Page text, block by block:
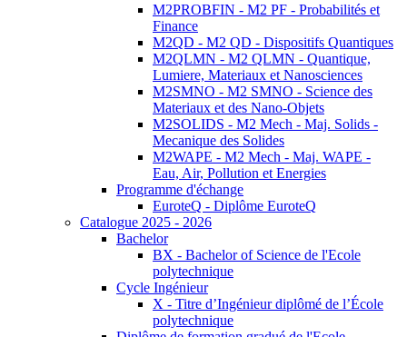
M2PROBFIN - M2 PF - Probabilités et
Finance
M2QD - M2 QD - Dispositifs Quantiques
M2QLMN - M2 QLMN - Quantique,
Lumiere, Materiaux et Nanosciences
M2SMNO - M2 SMNO - Science des
Materiaux et des Nano-Objets
M2SOLIDS - M2 Mech - Maj. Solids -
Mecanique des Solides
M2WAPE - M2 Mech - Maj. WAPE -
Eau, Air, Pollution et Energies
Programme d'échange
EuroteQ - Diplôme EuroteQ
Catalogue 2025 - 2026
Bachelor
BX - Bachelor of Science de l'Ecole
polytechnique
Cycle Ingénieur
X - Titre d’Ingénieur diplômé de l’École
polytechnique